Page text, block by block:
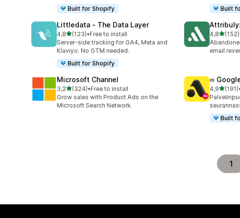
Built for Shopify
Built
Littledata ‑ The Data Layer
4,8/ 5 tähteä
(123)
123 arvostelua yhteensä
•Free to install
Server-side tracking for GA4, Meta and
Klaviyo. No GTM needed.
Built for Shopify
4,8/ 5(152)
152
email
Microsoft Channel
3,2/ 5 tähteä
(324)
324 arvostelua yhteensä
•Free to install
Grow sales with Product Ads on the
Microsoft Search Network.
∞
4,9/ 5(191)
191
Built
1